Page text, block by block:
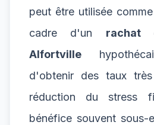
peut être utilisée
cadre d'un rachat
Alfortville
d'obtenir des taux
réduction du stress
bénéfice souvent sous-